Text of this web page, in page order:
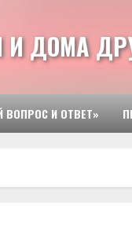
И ДОМА
И ОТВЕТ»